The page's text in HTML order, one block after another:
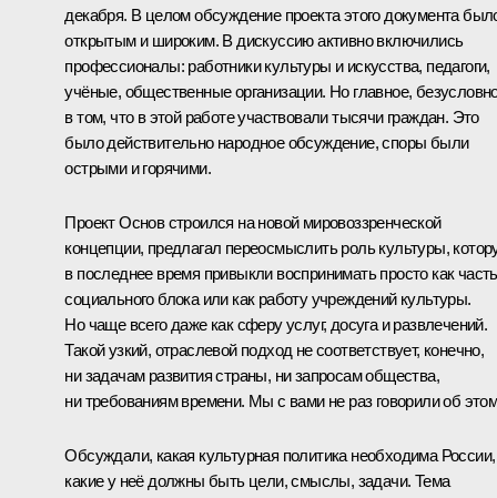
декабря. В целом обсуждение проекта этого документа
открытым и широким. В дискуссию активно включились
профессионалы: работники культуры и искусства, педагоги,
учёные, общественные организации. Но главное,
в том, что в этой работе участвовали тысячи граждан. Это
было действительно народное обсуждение, споры были
острыми и горячими.
Проект Основ строился на новой мировоззренческой
концепции, предлагал переосмыслить роль культуры,
в последнее время привыкли воспринимать просто как часть
социального блока или как работу учреждений культуры.
Но чаще всего даже как сферу услуг, досуга и развлечений.
Такой узкий, отраслевой подход не соответствует, конечно,
ни задачам развития страны, ни запросам общества,
ни требованиям времени. Мы с вами не раз говорили об
Обсуждали, какая культурная политика необходима России,
какие у неё должны быть цели, смыслы, задачи. Тема